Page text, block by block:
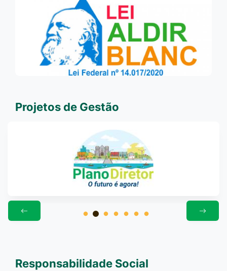
Projetos de Gestão
Responsabilidade Social